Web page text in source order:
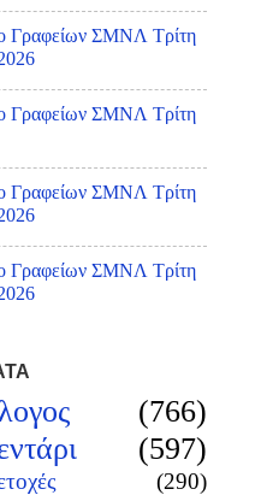
Γραφείων ΣΜΝΛ Τρίτη
Γραφείων ΣΜΝΛ Τρίτη
Γραφείων ΣΜΝΛ Τρίτη
Γραφείων ΣΜΝΛ Τρίτη
(766)
(597)
(290)